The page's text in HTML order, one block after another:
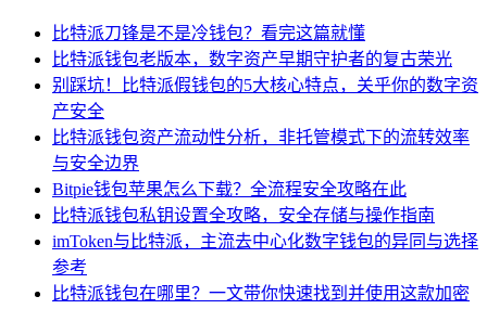
比特派刀锋是不是冷钱包？看完这篇就懂
比特派钱包老版本，数字资产早期守护者的复古荣光
别踩坑！比特派假钱包的5大核心特点，关乎你的数字资
产安全
比特派钱包资产流动性分析，非托管模式下的流转效率
与安全边界
Bitpie钱包苹果怎么下载？全流程安全攻略在此
比特派钱包私钥设置全攻略，安全存储与操作指南
imToken与比特派，主流去中心化数字钱包的异同与选择
参考
比特派钱包在哪里？一文带你快速找到并使用这款加密